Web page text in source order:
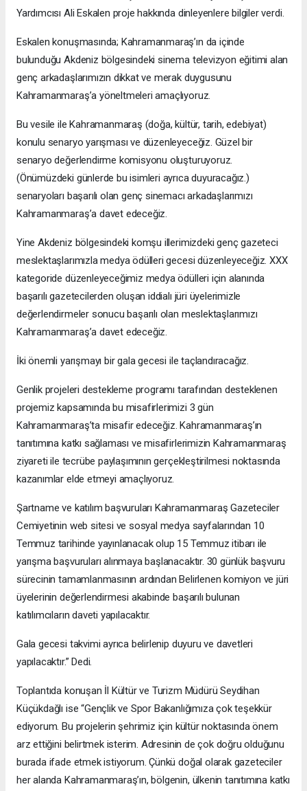
Yardımcısı Ali Eskalen proje hakkında dinleyenlere bilgiler verdi.
Eskalen konuşmasında; Kahramanmaraş’ın da içinde
bulunduğu Akdeniz bölgesindeki sinema televizyon eğitimi alan
genç arkadaşlarımızın dikkat ve merak duygusunu
Kahramanmaraş’a yöneltmeleri amaçlıyoruz.
Bu vesile ile Kahramanmaraş (doğa, kültür, tarih, edebiyat)
konulu senaryo yarışması ve düzenleyeceğiz. Güzel bir
senaryo değerlendirme komisyonu oluşturuyoruz.
(Önümüzdeki günlerde bu isimleri ayrıca duyuracağız.)
senaryoları başarılı olan genç sinemacı arkadaşlarımızı
Kahramanmaraş’a davet edeceğiz.
Yine Akdeniz bölgesindeki komşu illerimizdeki genç gazeteci
meslektaşlarımızla medya ödülleri gecesi düzenleyeceğiz. XXX
kategoride düzenleyeceğimiz medya ödülleri için alanında
başarılı gazetecilerden oluşan iddialı jüri üyelerimizle
değerlendirmeler sonucu başarılı olan meslektaşlarımızı
Kahramanmaraş’a davet edeceğiz.
İki önemli yarışmayı bir gala gecesi ile taçlandıracağız.
Genlik projeleri destekleme programı tarafından desteklenen
projemiz kapsamında bu misafirlerimizi 3 gün
Kahramanmaraş’ta misafir edeceğiz. Kahramanmaraş’ın
tanıtımına katkı sağlaması ve misafirlerimizin Kahramanmaraş
ziyareti ile tecrübe paylaşımının gerçekleştirilmesi noktasında
kazanımlar elde etmeyi amaçlıyoruz.
Şartname ve katılım başvuruları Kahramanmaraş Gazeteciler
Cemiyetinin web sitesi ve sosyal medya sayfalarından 10
Temmuz tarihinde yayınlanacak olup 15 Temmuz itibarı ile
yarışma başvuruları alınmaya başlanacaktır. 30 günlük başvuru
sürecinin tamamlanmasının ardından Belirlenen komiyon ve jüri
üyelerinin değerlendirmesi akabinde başarılı bulunan
katılımcıların daveti yapılacaktır.
Gala gecesi takvimi ayrıca belirlenip duyuru ve davetleri
yapılacaktır.” Dedi.
Toplantıda konuşan İl Kültür ve Turizm Müdürü Seydihan
Küçükdağlı ise “Gençlik ve Spor Bakanlığımıza çok teşekkür
ediyorum. Bu projelerin şehrimiz için kültür noktasında önem
arz ettiğini belirtmek isterim. Adresinin de çok doğru olduğunu
burada ifade etmek istiyorum. Çünkü doğal olarak gazeteciler
her alanda Kahramanmaraş’ın, bölgenin, ülkenin tanıtımına katkı